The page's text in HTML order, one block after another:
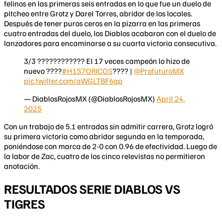
felinos en las primeras seis entradas en lo que fue un duelo de
pitcheo entre Grotz y Darel Torres, abridor de los locales.
Después de tener puros ceros en la pizarra en las primeras
cuatro entradas del duelo, los Diablos acabaron con el duelo de
lanzadores para encaminarse a su cuarta victoria consecutiva.
3/3 ???????????? El 17 veces campeón lo hizo de
nuevo ????#H1S7ORICOS???? | @ProfuturoMX
pic.twitter.com/aWGLTBF6qp
— DiablosRojosMX (@DiablosRojosMX) April 24,
2025
Con un trabajo de 5.1 entradas sin admitir carrera, Grotz logró
su primera victoria como abridor segunda en la temporada,
poniéndose con marca de 2-0 con 0.96 de efectividad. Luego de
la labor de Zac, cuatro de los cinco relevistas no permitieron
anotación.
RESULTADOS SERIE DIABLOS VS
TIGRES